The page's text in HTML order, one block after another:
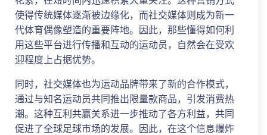
使得传统媒体逐渐被边缘化，而社交媒体则成为新一
代体育偶像塑造的重要阵地。因此，那些懂得如何利
用这些平台进行传播和互动的运动员，自然会在受欢
迎程度上占据优势。
同时，社交媒体也为运动品牌带来了新的合作模式，
通过与知名运动员共同推出限量款商品，引发消费热
潮。这种互利共赢关系进一步推动了各方利益，共同
促进了全球足球市场的发展。因此，在这个信息爆炸